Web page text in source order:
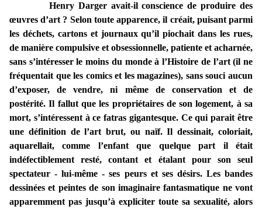
Henry Darger avait-il conscience de produire des
œuvres d’art ? Selon toute apparence, il créait, puisant parmi
les déchets, cartons et journaux qu’il piochait dans les rues,
de manière compulsive et obsessionnelle, patiente et acharnée,
sans s’intéresser le moins du monde à l’Histoire de l’art (il ne
fréquentait que les comics et les magazines), sans souci aucun
d’exposer, de vendre, ni même de conservation et de
postérité. Il fallut que les propriétaires de son logement, à sa
mort, s’intéressent à ce fatras gigantesque. Ce qui parait être
une définition de l’art brut, ou naïf. Il dessinait, coloriait,
aquarellait, comme l’enfant que quelque part il était
indéfectiblement resté, contant et étalant pour son seul
spectateur - lui-même - ses peurs et ses désirs. Les bandes
dessinées et peintes de son imaginaire fantasmatique ne vont
apparemment pas jusqu’à expliciter toute sa sexualité, alors